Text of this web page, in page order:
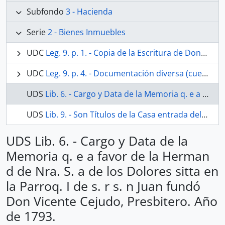
Subfondo 3 - Hacienda
Serie2 - Bienes Inmuebles
UDC Leg. 9. p. 1. - Copia de la Escritura de Donación a la Hermandad de Ntra. Sra. de los Dolores, de la capilla propiedad de Don Bernardo de Eslava, sita en la Parroquia de San Juan. 1696
UDC Leg. 9. p. 4. - Documentación diversa (cuentas, informes y pleitos) sobre la casa que dejó a la Hermandad de Ntra. Sra. de los Dolores Don Vicente Cejudo sita en la calle Ancha del Carmen. 1871-1780 y 1802
UDS Lib. 6. - Cargo y Data de la Memoria q. e a favor de la Herman d de Nra. S. a de los Dolores sitta en la Parroq. I de s. r s. n Juan fundó Don Vicente Cejudo, Presbitero. Año de 1793.
UDS Lib. 9. - Son Títulos de la Casa entrada dela Calle Ancha/del Carmen q.e dexo dn Vicente Zejudo a la Herm.d/de nra. S.ra de Dolores de s.r s.n Juan/. "Vajo deeste atado se hallan los titu/los de los Zenzos q.e se redimieron ael Com.to de el Carmen y al de Religiosas de el Angel y Informaz.on/de la obra de reedificaz.on de la Casa, y el testam.to deel d.n Vicen/te Zejudo.
UDS Lib. 6. - Cargo y Data de la
Memoria q. e a favor de la Herman
d de Nra. S. a de los Dolores sitta en
la Parroq. I de s. r s. n Juan fundó
Don Vicente Cejudo, Presbitero. Año
de 1793.